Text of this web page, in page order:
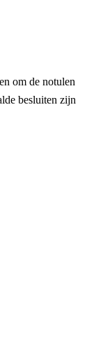
om de notulen
besluiten zijn